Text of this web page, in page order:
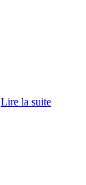
Lire la suite